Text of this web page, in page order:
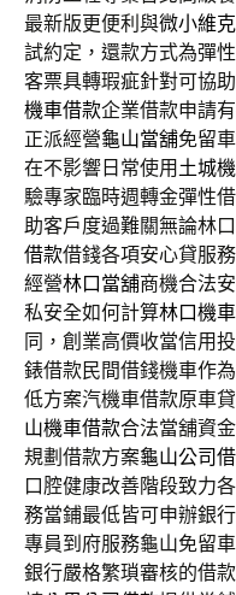
最新版更便利與微小維
試約定，還款方式為彈
客票具轉瑕疵針對可協
機車借款企業借款申請
正派經營龜山當舖免留
在不影響日常使用 土城
驗專家臨時週轉金彈性
助客戶度過難關無論林
借款借錢各項安心貸服
經營林口當舖商機合法
私安全如何計算林口機
同，創業高價收當信用
錶借款民間借錢機車作
低方案汽機車借款原車
山機車借款合法當舖資
規劃借款方案龜山公司
口腔健康改善階段致力
務當鋪最低皆可申辦銀
專員到府服務龜山免留
銀行嚴格繁瑣審核的借